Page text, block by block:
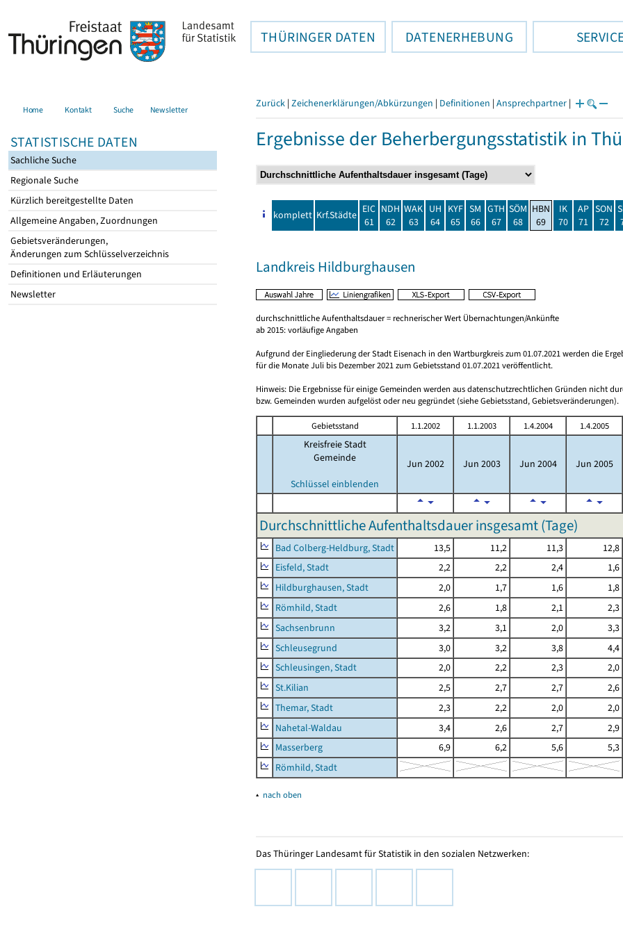
THÜRINGER DATEN DATENERHEBUNG
Home Kontakt Suche Newsletter
STATISTISCHE DATEN
Sachliche Suche
Regionale Suche
Kürzlich bereitgestellte Daten
Allgemeine Angaben, Zuordnungen
Gebietsveränderungen,
Änderungen zum Schlüsselverzeichnis
Definitionen und Erläuterungen
Newsletter
Zurück | Zeichenerklärungen/Abkürzungen | Definitionen | Ansprechpartner |
Ergebnisse der Beherbergungsstatistik in
komplett Krf.Städte EIC
61
NDH
62
WAK
63
UH
64
KYF
65
SM
66
GTH
67
SÖM
68
HBN
69
IK
70
AP
71
SON
72
Landkreis Hildburghausen
durchschnittliche Aufenthaltsdauer = rechnerischer Wert Übernachtungen/Ankünfte
ab 2015: vorläufige Angaben
Aufgrund der Eingliederung der Stadt Eisenach in den Wartburgkreis zum 01.07.2021 werden die
für die Monate Juli bis Dezember 2021 zum Gebietsstand 01.07.2021 veröffentlicht.
Hinweis: Die Ergebnisse für einige Gemeinden werden aus datenschutzrechtlichen Gründen nicht
bzw. Gemeinden wurden aufgelöst oder neu gegründet (siehe Gebietsstand, Gebietsveränderungen).
Gebietsstand 1.1.2002 1.1.2003 1.4.2004 1.4.2005
Kreisfreie Stadt
Gemeinde
Schlüssel einblenden
Jun 2002 Jun 2003 Jun 2004 Jun 2005
Durchschnittliche Aufenthaltsdauer insgesamt (Tage)
Bad Colberg-Heldburg, Stadt 13,5 11,2 11,3 12,8
Eisfeld, Stadt
2,2 2,2 2,4 1,6
Hildburghausen, Stadt
2,0 1,7 1,6 1,8
Römhild, Stadt
2,6 1,8 2,1 2,3
Sachsenbrunn
3,2 3,1 2,0 3,3
Schleusegrund
3,0 3,2 3,8
4,4
Schleusingen, Stadt
2,0 2,2 2,3 2,0
St.Kilian
2,5 2,7 2,7 2,6
Themar, Stadt
2,3 2,2 2,0 2,0
Nahetal-Waldau
3,4 2,6 2,7 2,9
Masserberg
6,9 6,2 5,6 5,3
Römhild, Stadt
▴ nach oben
Das Thüringer Landesamt für Statistik in den sozialen Netzwerken: